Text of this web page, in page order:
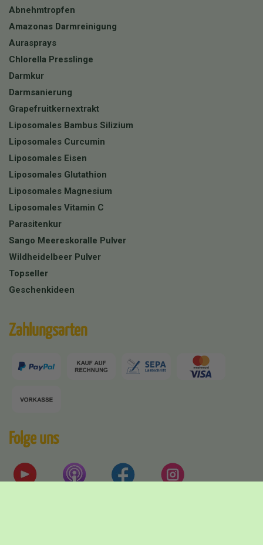
Abnehmtropfen
Amazonas Darmreinigung
Aurasprays
Chlorella Presslinge
Darmkur
Darmsanierung
Grapefruitkernextrakt
Liposomales Bambus Silizium
Liposomales Curcumin
Liposomales Eisen
Liposomales Glutathion
Liposomales Magnesium
Liposomales Vitamin C
Parasitenkur
Sango Meereskoralle Pulver
Wildheidelbeer Pulver
Topseller
Geschenkideen
Zahlungsarten
Folge uns